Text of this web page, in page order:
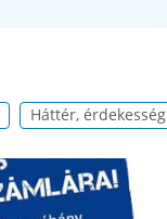
Háttér, érdekesség